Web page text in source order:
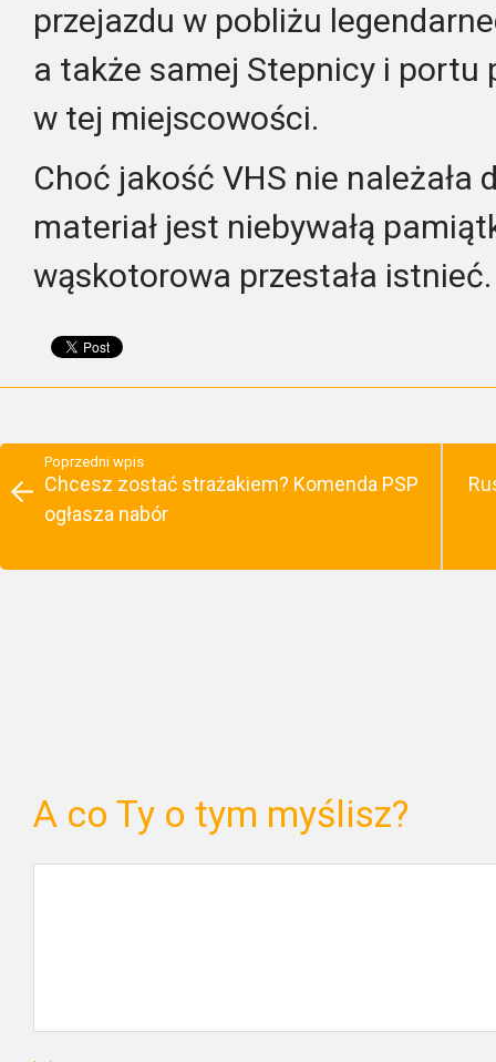
przejazdu w pobliżu
a także samej Stepnicy i portu
w tej miejscowości.
Choć jakość VHS nie należała
materiał jest niebywałą
wąskotorowa przestała istnieć.
Poprzedni wpis
Chcesz zostać strażakiem? Komenda PSP
ogłasza nabór
A co Ty o tym myślisz?